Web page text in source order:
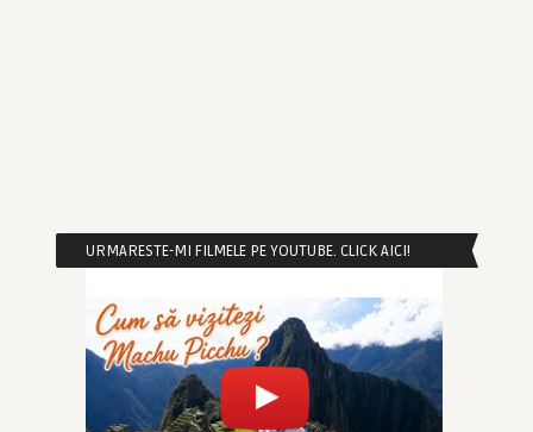
URMARESTE-MI FILMELE PE YOUTUBE. CLICK AICI!